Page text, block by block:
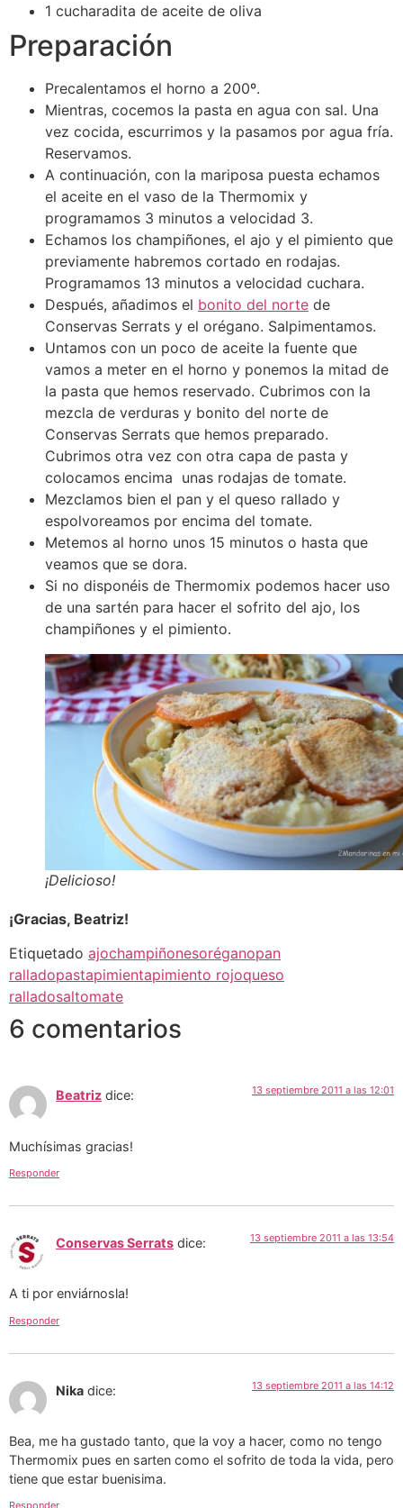
1 cucharadita de aceite de oliva
Preparación
Precalentamos el horno a 200º.
Mientras, cocemos la pasta en agua con sal. Una
vez cocida, escurrimos y la pasamos por agua fría.
Reservamos.
A continuación, con la mariposa puesta echamos
el aceite en el vaso de la Thermomix y
programamos 3 minutos a velocidad 3.
Echamos los champiñones, el ajo y el pimiento que
previamente habremos cortado en rodajas.
Programamos 13 minutos a velocidad cuchara.
Después, añadimos el bonito del norte de
Conservas Serrats y el orégano. Salpimentamos.
Untamos con un poco de aceite la fuente que
vamos a meter en el horno y ponemos la mitad de
la pasta que hemos reservado. Cubrimos con la
mezcla de verduras y bonito del norte de
Conservas Serrats que hemos preparado.
Cubrimos otra vez con otra capa de pasta y
colocamos encima unas rodajas de tomate.
Mezclamos bien el pan y el queso rallado y
espolvoreamos por encima del tomate.
Metemos al horno unos 15 minutos o hasta que
veamos que se dora.
Si no disponéis de Thermomix podemos hacer uso
de una sartén para hacer el sofrito del ajo, los
champiñones y el pimiento.
¡Delicioso!
¡Gracias, Beatriz!
Etiquetado ajochampiñonesoréganopan
ralladopastapimientapimiento rojoqueso
ralladosaltomate
6 comentarios
Beatriz dice: 13 septiembre 2011 a las 12:01
Muchísimas gracias!
Responder
Conservas Serrats dice: 13 septiembre 2011 a las 13:54
A ti por enviárnosla!
Responder
Nika dice: 13 septiembre 2011 a las 14:12
Bea, me ha gustado tanto, que la voy a hacer, como no tengo
Thermomix pues en sarten como el sofrito de toda la vida, pero
tiene que estar buenisima.